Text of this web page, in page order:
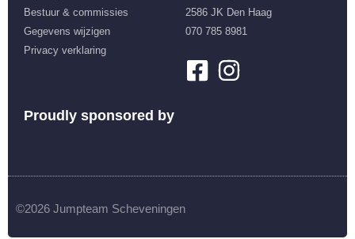
Bestuur & commissies
Gegevens wijzigen
Privacy verklaring
2586 JK Den Haag
070 785 8981
Proudly sponsored by
©2026 Jumpteam Scheveningen